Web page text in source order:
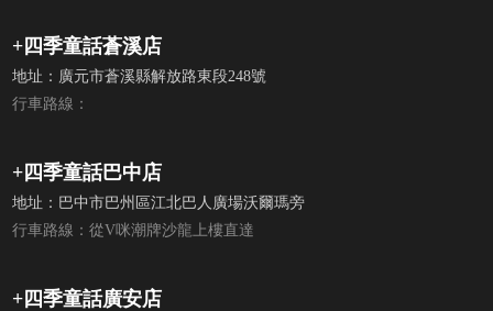
+四季童話蒼溪店
地址：廣元市蒼溪縣解放路東段248號
行車路線：
+四季童話巴中店
地址：巴中市巴州區江北巴人廣場沃爾瑪旁
行車路線：從V咪潮牌沙龍上樓直達
+四季童話廣安店